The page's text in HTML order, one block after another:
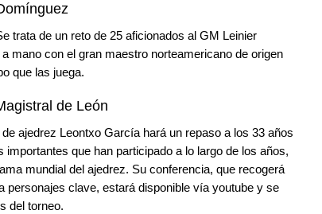
trata de un reto de 25 aficionados al GM Leinier
mano con el gran maestro norteamericano de origen
que las juega.
de León
ajedrez Leontxo García hará un repaso a los 33 años
que han participado a lo largo de los años,
mundial del ajedrez. Su conferencia, que recogerá
clave, estará disponible vía youtube y se
del torneo.